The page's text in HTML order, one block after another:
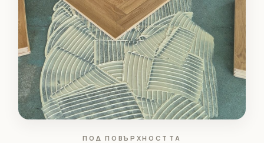
ПОД ПОВЪРХНОСТТА